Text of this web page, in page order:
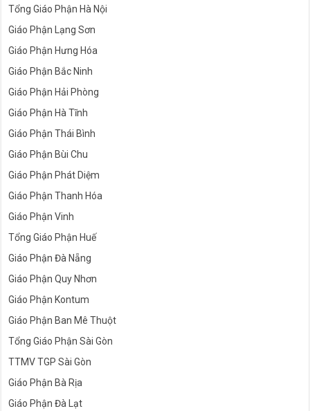
Tổng Giáo Phận Hà Nội
Giáo Phận Lạng Sơn
Giáo Phận Hưng Hóa
Giáo Phận Bắc Ninh
Giáo Phận Hải Phòng
Giáo Phận Hà Tĩnh
Giáo Phận Thái Bình
Giáo Phận Bùi Chu
Giáo Phận Phát Diệm
Giáo Phận Thanh Hóa
Giáo Phận Vinh
Tổng Giáo Phận Huế
Giáo Phận Đà Nẵng
Giáo Phận Quy Nhơn
Giáo Phận Kontum
Giáo Phận Ban Mê Thuột
Tổng Giáo Phận Sài Gòn
TTMV TGP Sài Gòn
Giáo Phận Bà Rịa
Giáo Phận Đà Lạt